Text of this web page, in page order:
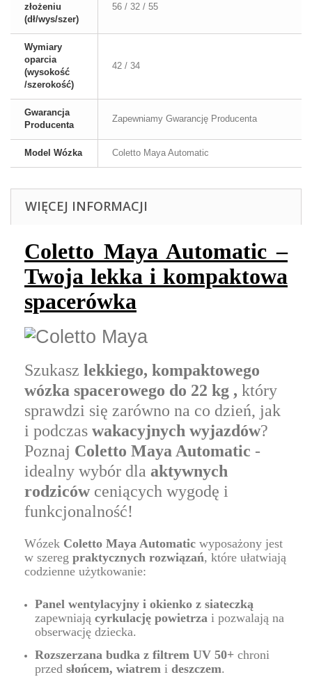
złożeniu
(dł/wys/szer)
56 / 32 / 55
Wymiary
oparcia
(wysokość
/szerokość)
42 / 34
Gwarancja
Producenta
Zapewniamy Gwarancję Producenta
Model Wózka Coletto Maya Automatic
WIĘCEJ INFORMACJI
Coletto Maya Automatic –
Twoja lekka i kompaktowa
spacerówka
Szukasz lekkiego, kompaktowego
wózka spacerowego do 22 kg , który
sprawdzi się zarówno na co dzień, jak
i podczas wakacyjnych wyjazdów?
Poznaj Coletto Maya Automatic -
idealny wybór dla aktywnych
rodziców ceniących wygodę i
funkcjonalność!
Wózek Coletto Maya Automatic wyposażony jest
w szereg praktycznych rozwiązań, które ułatwiają
codzienne użytkowanie:
Panel wentylacyjny i okienko z siateczką
zapewniają cyrkulację powietrza i pozwalają na
obserwację dziecka.
Rozszerzana budka z filtrem UV 50+ chroni
przed słońcem, wiatrem i deszczem.